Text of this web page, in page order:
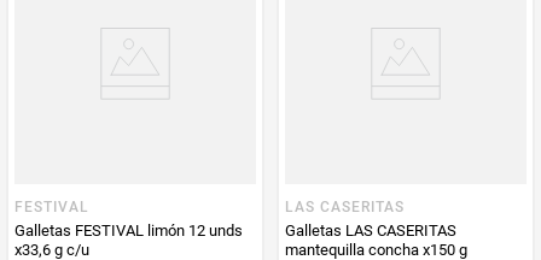
FESTIVAL
Galletas FESTIVAL limón 12 unds
x33,6 g c/u
LAS CASERITAS
Galletas LAS CASERITAS
mantequilla concha x150 g